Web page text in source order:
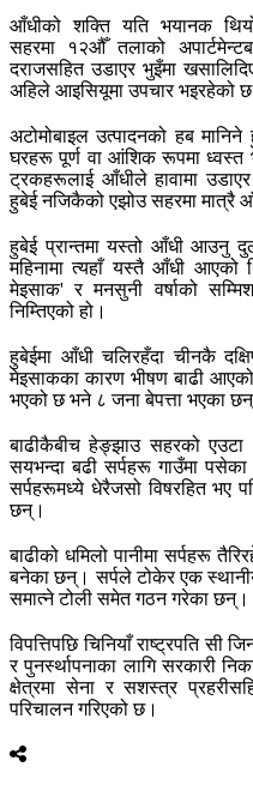
आँधीको शक्ति यति भयानक
सहरमा १२औँ तलाको
दराजसहित उडाएर भुइँमा
अहिले आइसियूमा उपचार भइरहेको
अटोमोबाइल उत्पादनको हब
घरहरू पूर्ण वा आंशिक रूपमा
ट्रकहरूलाई आँधीले हावामा उडाएर
हुबेई नजिकैको एझोउ सहरमा मात्रै
हुबेई प्रान्तमा यस्तो आँधी आउनु
महिनामा त्यहाँ यस्तै आँधी आएको
मेइसाक' र मनसुनी वर्षाको
निम्तिएको हो।
हुबेईमा आँधी चलिरहँदा चीनकै
मेइसाकका कारण भीषण बाढी
भएको छ भने ८ जना बेपत्ता भएका
बाढीकैबीच हेङ्झाउ सहरको एउटा
सयभन्दा बढी सर्पहरू गाउँमा
सर्पहरूमध्ये धेरैजसो विषरहित भए
छन्।
बाढीको धमिलो पानीमा सर्पहरू
बनेका छन्। सर्पले टोकेर एक
समात्ने टोली समेत गठन गरेका छन्।
विपत्तिपछि चिनियाँ राष्ट्रपति सी
र पुनर्स्थापनाका लागि सरकारी
क्षेत्रमा सेना र सशस्त्र
परिचालन गरिएको छ।